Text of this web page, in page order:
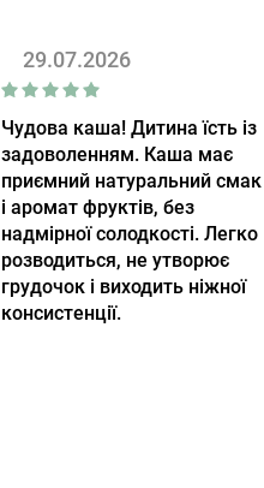
29.07.2026
Чудова каша! Дитина їсть із
задоволенням. Каша має
приємний натуральний смак
і аромат фруктів, без
надмірної солодкості. Легко
розводиться, не утворює
грудочок і виходить ніжної
консистенції.